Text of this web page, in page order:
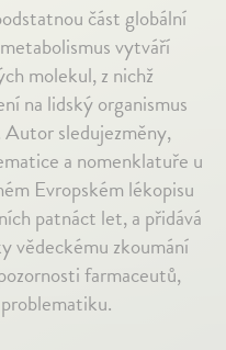
část globální
vytváří
molekul, z nichž
na lidský organismus
sledujezměny,
a nomenklatuře u
Evropském lékopisu
patnáct let, a přidává
vědeckému zkoumání
farmaceutů,